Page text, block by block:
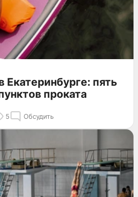
Екатеринбурге: пять
проката
5 Обсудить